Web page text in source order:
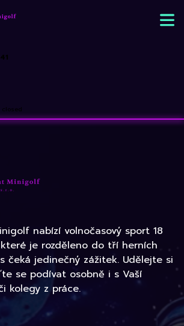
nabízí volnočasový sport 18
je rozděleno do tří herních
čeká jedinečný zážitek. Udělejte si
se podívat osobně i s Vaší
kolegy z práce.